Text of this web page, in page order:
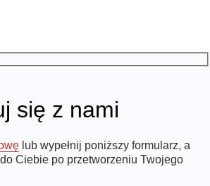
się z nami
lub wypełnij poniższy formularz, a
Ciebie po przetworzeniu Twojego